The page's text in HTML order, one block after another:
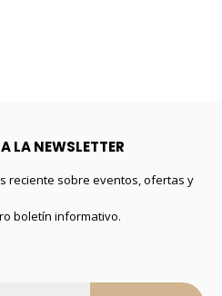
LA NEWSLETTER
reciente sobre eventos, ofertas y
boletín informativo.